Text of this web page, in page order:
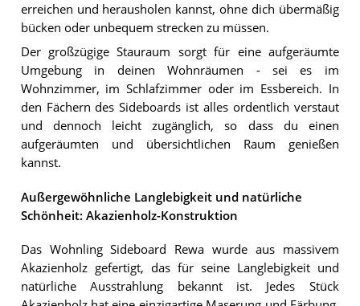
erreichen und herausholen kannst, ohne dich übermäßig
bücken oder unbequem strecken zu müssen.
Der großzügige Stauraum sorgt für eine aufgeräumte
Umgebung in deinen Wohnräumen - sei es im
Wohnzimmer, im Schlafzimmer oder im Essbereich. In
den Fächern des Sideboards ist alles ordentlich verstaut
und dennoch leicht zugänglich, so dass du einen
aufgeräumten und übersichtlichen Raum genießen
kannst.
Außergewöhnliche Langlebigkeit und natürliche
Schönheit: Akazienholz-Konstruktion
Das Wohnling Sideboard Rewa wurde aus massivem
Akazienholz gefertigt, das für seine Langlebigkeit und
natürliche Ausstrahlung bekannt ist. Jedes Stück